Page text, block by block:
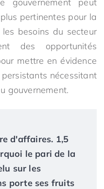
pertinentes pour la
besoins du secteur
des opportunités
mettre en évidence
nécessitant
gouvernement.
d'affaires. 1,5
le pari de la
sur les
porte ses fruits